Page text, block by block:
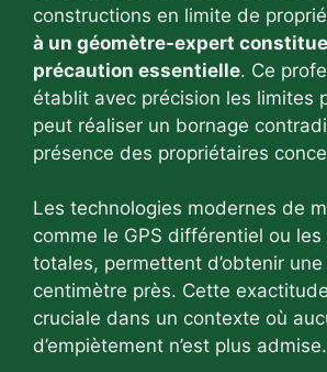
constructions en limite de
à un géomètre-expert
précaution essentielle. Ce
établit avec précision les limites
peut réaliser un bornage
présence des propriétaires
Les technologies modernes de
comme le GPS différentiel ou
totales, permettent d’obtenir
centimètre près. Cette
cruciale dans un contexte où
d’empiètement n’est plus admise.